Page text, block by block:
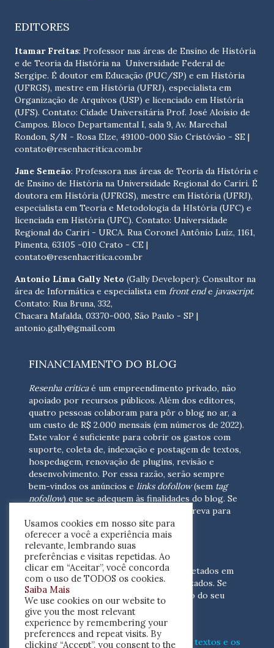
EDITORES
Itamar Freitas: Professor nas áreas de Ensino de História
e de Teoria da História na Universidade Federal de
Sergipe. É doutor em Educação (PUC/SP) e em História
(UFRGS), mestre em História (UFRJ), especialista em
Organização de Arquivos (USP) e licenciado em História
(UFS). Contato: Cidade Universitária Prof. José Aloísio de
Campos. Bloco Departamental I, sala 9, Av. Marechal
Rondon, S/N - Rosa Elze, 49100-000 São Cristóvão - SE |
contato@resenhacritica.com.br
Jane Semeão: Professora nas áreas de Teoria da História e
de Ensino de História na Universidade Regional do Cariri. É
doutora em História (UFRGS), mestre em História (UFRJ),
especialista em Teoria e Metodologia da HIstória (UFC) e
licenciada em História (UFC). Contato: Universidade
Regional do Cariri - URCA. Rua Coronel Antônio Luíz, 1161,
Pimenta, 63105 -010 Crato - CE |
contato@resenhacritica.com.br
Antonio Lima Gally Neto (Gally Developer): Consultor na
área de Informática e especialista em front ende javascript.
Contato: Rua Bruna, 332,
Chacara Mafalda, 03370-000, São Paulo - SP |
antonio.gally@gmail.com
FINANCIAMENTO DO BLOG
Resenha críticaé um empreendimento privado, não
apoiado por recursos públicos. Além dos editores,
quatro pessoas colaboram para pôr o blog no ar, a
um custo de R$ 2.000 mensais (em números de 2022).
Este valor é suficiente para cobrir os gastos com
suporte, coleta de, indexação e postagem de textos,
hospedagem, renovação de plugins, revisão e
desenvolvimento. Por essa razão, serão sempre
bem-vindos os anúncios e links dofollow(sem tag
nofollow) que se adequem às finalidades do blog. Se
escreva para
nós(contato@resenhacritica.com.br)
FONTES E ACERVO
As resenhas, dossiês e sumários são coletados em
periódicos acadêmicos e sites especializados. Se
você tem interesse em divulgar o acervo do seu
periódico, escreva para nós
(contato@resenhacritica.com.br)
Conheça omodocomo processamos os textos e os
Usamos cookies em nosso site para
oferecer a você a experiência mais
relevante, lembrando suas
preferências e visitas repetidas. Ao
clicar em “Aceitar”, você concorda
com o uso de TODOS os cookies.
Saiba Mais
We use cookies on our website to
give you the most relevant
experience by remembering your
preferences and repeat visits. By
clicking “Accept”, you consent to the